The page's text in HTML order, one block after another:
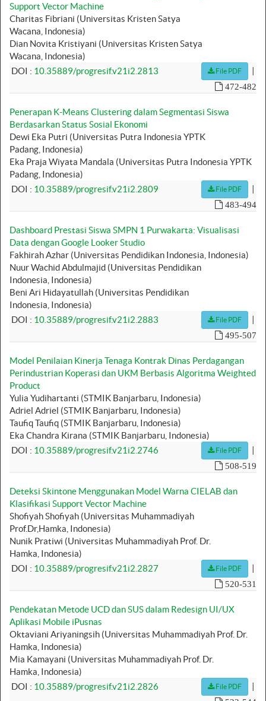
Support Vector Machine
Charitas Fibriani (Universitas Kristen Satya
Wacana, Indonesia)
Dian Novita Kristiyani (Universitas Kristen Satya
Wacana, Indonesia)
DOI : 10.35889/progresif.v21i2.2813 File PDF |
472-482
Penerapan K-Means Clustering dalam Segmentasi Siswa
Berdasarkan Status Sosial Ekonomi
Dewi Eka Putri (Universitas Putra Indonesia YPTK
Padang, Indonesia)
Eka Praja Wiyata Mandala (Universitas Putra Indonesia YPTK
Padang, Indonesia)
DOI : 10.35889/progresif.v21i2.2809 File PDF |
483-494
Dashboard Prestasi Siswa SMPN 1 Purwakarta: Visualisasi
Data dengan Google Looker Studio
Fakhirah Azhar (Universitas Pendidikan Indonesia, Indonesia)
Nuur Wachid Abdulmajid (Universitas Pendidikan
Indonesia, Indonesia)
Beni Ari Hidayatullah (Universitas Pendidikan
Indonesia, Indonesia)
DOI : 10.35889/progresif.v21i2.2883 File PDF |
495-507
Model Penilaian Kinerja Tenaga Kontrak Dinas Perdagangan
Perindustrian Koperasi dan UKM Berbasis Algoritma Weighted
Product
Yulia Yudihartanti (STMIK Banjarbaru, Indonesia)
Adriel Adriel (STMIK Banjarbaru, Indonesia)
Taufiq Taufiq (STMIK Banjarbaru, Indonesia)
Eka Chandra Kirana (STMIK Banjarbaru, Indonesia)
DOI : 10.35889/progresif.v21i2.2746 File PDF |
508-519
Deteksi Skintone Menggunakan Model Warna CIELAB dan
Klasifikasi Support Vector Machine
Shofiyah Shofiyah (Universitas Muhammadiyah
Prof.Dr,Hamka, Indonesia)
Nunik Pratiwi (Universitas Muhammadiyah Prof. Dr.
Hamka, Indonesia)
DOI : 10.35889/progresif.v21i2.2827 File PDF |
520-531
Pendekatan Metode UCD dan SUS dalam Redesign UI/UX
Aplikasi Mobile iPusnas
Oktaviani Ariyaningsih (Universitas Muhammadiyah Prof. Dr.
Hamka, Indonesia)
Mia Kamayani (Universitas Muhammadiyah Prof. Dr.
Hamka, Indonesia)
DOI : 10.35889/progresif.v21i2.2826 File PDF |